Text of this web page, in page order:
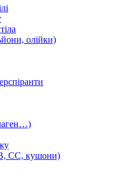
олійки)
CC, кушони)